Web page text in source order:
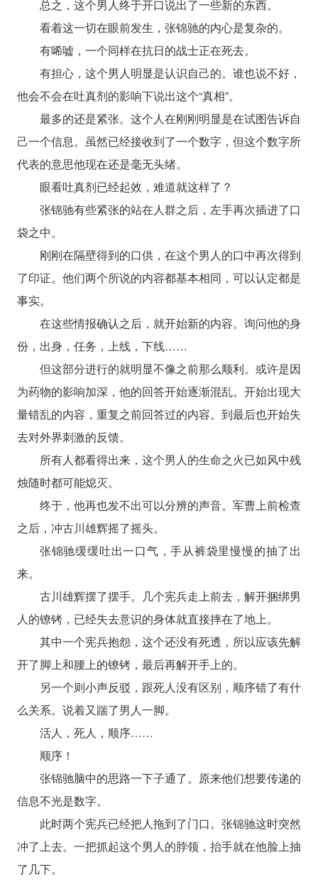
总之，这个男人终于开口说出了一些新的东西。
看着这一切在眼前发生，张锦驰的内心是复杂的。
有唏嘘，一个同样在抗日的战士正在死去。
有担心，这个男人明显是认识自己的。谁也说不好，
他会不会在吐真剂的影响下说出这个“真相”。
最多的还是紧张。这个人在刚刚明显是在试图告诉自
己一个信息。虽然已经接收到了一个数字，但这个数字所
代表的意思他现在还是毫无头绪。
眼看吐真剂已经起效，难道就这样了？
张锦驰有些紧张的站在人群之后，左手再次插进了口
袋之中。
刚刚在隔壁得到的口供，在这个男人的口中再次得到
了印证。他们两个所说的内容都基本相同，可以认定都是
事实。
在这些情报确认之后，就开始新的内容。询问他的身
份，出身，任务，上线，下线……
但这部分进行的就明显不像之前那么顺利。或许是因
为药物的影响加深，他的回答开始逐渐混乱。开始出现大
量错乱的内容，重复之前回答过的内容。到最后也开始失
去对外界刺激的反馈。
所有人都看得出来，这个男人的生命之火已如风中残
烛随时都可能熄灭。
终于，他再也发不出可以分辨的声音。军曹上前检查
之后，冲古川雄辉摇了摇头。
张锦驰缓缓吐出一口气，手从裤袋里慢慢的抽了出
来。
古川雄辉摆了摆手。几个宪兵走上前去，解开捆绑男
人的镣铐，已经失去意识的身体就直接摔在了地上。
其中一个宪兵抱怨，这个还没有死透，所以应该先解
开了脚上和腰上的镣铐，最后再解开手上的。
另一个则小声反驳，跟死人没有区别，顺序错了有什
么关系。说着又踹了男人一脚。
活人，死人，顺序……
顺序！
张锦驰脑中的思路一下子通了。原来他们想要传递的
信息不光是数字。
此时两个宪兵已经把人拖到了门口。张锦驰这时突然
冲了上去。一把抓起这个男人的脖领，抬手就在他脸上抽
了几下。